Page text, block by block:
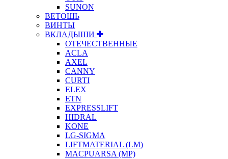
SUNON
ВЕТОШЬ
ВИНТЫ
ВКЛАДЫШИ
ОТЕЧЕСТВЕННЫЕ
ACLA
AXEL
CANNY
CURTI
ELEX
ETN
EXPRESSLIFT
HIDRAL
KONE
LG-SIGMA
LIFTMATERIAL (LM)
MACPUARSA (MP)